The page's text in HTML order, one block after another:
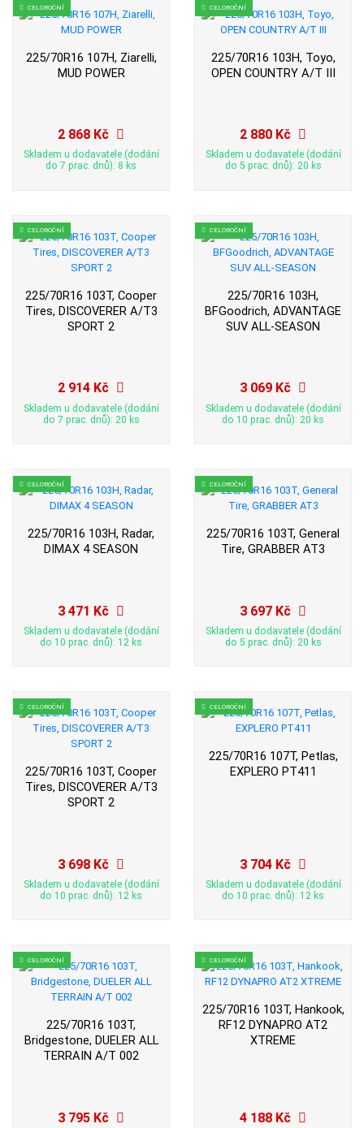
CELOROČNÍ
225/70R16 107H, Ziarelli,
MUD POWER
2 868 Kč
Skladem u dodavatele (dodání
do 7 prac. dnů): 8 ks
CELOROČNÍ
225/70R16 103H, Toyo,
OPEN COUNTRY A/T III
2 880 Kč
Skladem u dodavatele (dodání
do 5 prac. dnů): 20 ks
CELOROČNÍ
225/70R16 103T, Cooper
Tires, DISCOVERER A/T3
SPORT 2
2 914 Kč
Skladem u dodavatele (dodání
do 7 prac. dnů): 20 ks
CELOROČNÍ
225/70R16 103H,
BFGoodrich, ADVANTAGE
SUV ALL-SEASON
3 069 Kč
Skladem u dodavatele (dodání
do 10 prac. dnů): 20 ks
CELOROČNÍ
225/70R16 103H, Radar,
DIMAX 4 SEASON
3 471 Kč
Skladem u dodavatele (dodání
do 10 prac. dnů): 12 ks
CELOROČNÍ
225/70R16 103T, General
Tire, GRABBER AT3
3 697 Kč
Skladem u dodavatele (dodání
do 5 prac. dnů): 20 ks
CELOROČNÍ
225/70R16 103T, Cooper
Tires, DISCOVERER A/T3
SPORT 2
3 698 Kč
Skladem u dodavatele (dodání
do 10 prac. dnů): 12 ks
CELOROČNÍ
225/70R16 107T, Petlas,
EXPLERO PT411
3 704 Kč
Skladem u dodavatele (dodání
do 10 prac. dnů): 12 ks
CELOROČNÍ
225/70R16 103T,
Bridgestone, DUELER ALL
TERRAIN A/T 002
3 795 Kč
CELOROČNÍ
225/70R16 103T, Hankook,
RF12 DYNAPRO AT2
XTREME
4 188 Kč